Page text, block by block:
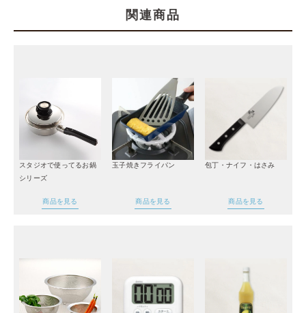
関連商品
スタジオで使ってるお鍋
シリーズ
商品を見る
玉子焼きフライパン
商品を見る
包丁・ナイフ・はさみ
商品を見る